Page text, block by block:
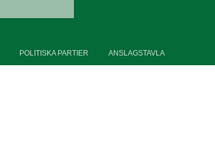
POLITISKA PARTIER ANSLAGSTAVLA